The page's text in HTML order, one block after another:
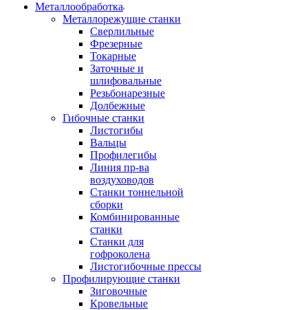
Металлообработка
Металлорежущие станки
Сверлильные
Фрезерные
Токарные
Заточные и
шлифовальные
Резьбонарезные
Долбежные
Гибочные станки
Листогибы
Вальцы
Профилегибы
Линия пр-ва
воздуховодов
Станки тоннельной
сборки
Комбинированные
станки
Станки для
гофроколена
Листогибочные прессы
Профилирующие станки
Зиговочные
Кровельные